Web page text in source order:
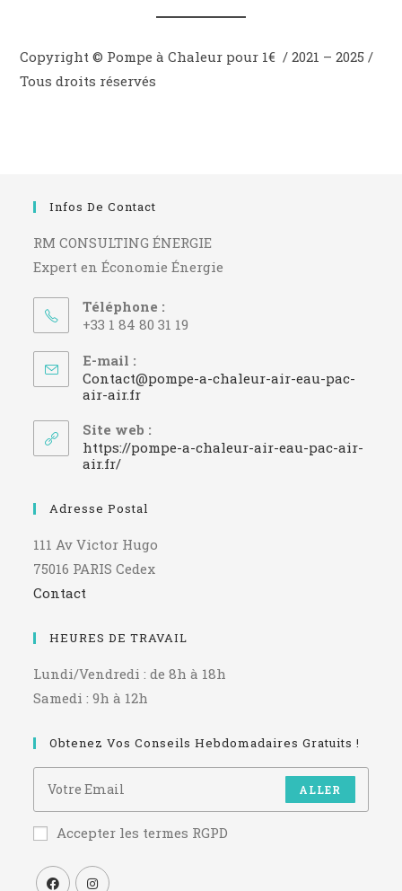
Copyright © Pompe à Chaleur pour 1€ / 2021 – 2025 /
Tous droits réservés
Infos De Contact
RM CONSULTING ÉNERGIE
Expert en Économie Énergie
Téléphone :
+33 1 84 80 31 19
E-mail :
Contact@pompe-a-chaleur-air-eau-pac-
air-air.frS’ouvre
votre
application
Site web :
https://pompe-a-chaleur-air-eau-pac-air-
air.fr/
Adresse Postal
111 Av Victor Hugo
75016 PARIS Cedex
Contact
HEURES DE TRAVAIL
Lundi/Vendredi : de 8h à 18h
Samedi : 9h à 12h
Obtenez Vos Conseils Hebdomadaires Gratuits !
ALLER
Accepter les termes RGPD